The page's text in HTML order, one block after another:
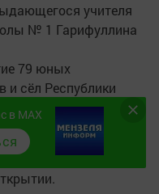
учителя
№ 1 Гарифуллина
79 юных
и сёл Республики
Челны,
СОШ № 1, создали
в MAX